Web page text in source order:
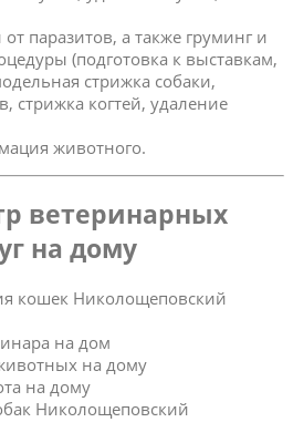
паразитов, а также груминг и
(подготовка к выставкам,
стрижка собаки,
стрижка когтей, удаление
животного.
ветеринарных
на дому
кошек Николощеповский
на дом
на дому
на дому
Николощеповский